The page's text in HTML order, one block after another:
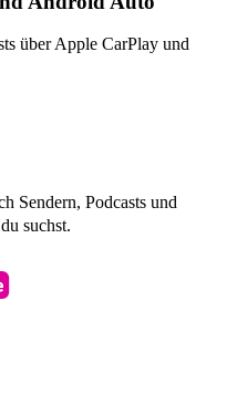
über Apple CarPlay und
Sendern, Podcasts und
suchst.